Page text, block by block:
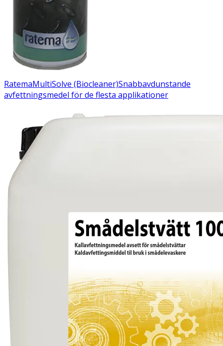
RatemaMultiSolve (Biocleaner)Snabbavdunstande
avfettningsmedel för de flesta applikationer